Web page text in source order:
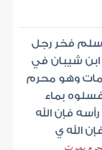
فخر رجل
شيبان في
وهو محرم
بماء
فإن الله
الله ي